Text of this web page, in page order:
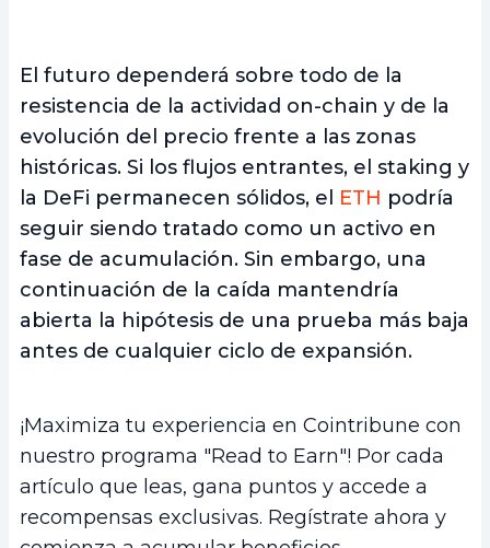
El futuro dependerá sobre todo de la
resistencia de la actividad on-chain y de la
evolución del precio frente a las zonas
históricas. Si los flujos entrantes, el staking y
la DeFi permanecen sólidos, el ETH podría
seguir siendo tratado como un activo en
fase de acumulación. Sin embargo, una
continuación de la caída mantendría
abierta la hipótesis de una prueba más baja
antes de cualquier ciclo de expansión.
¡Maximiza tu experiencia en Cointribune con
nuestro programa "Read to Earn"! Por cada
artículo que leas, gana puntos y accede a
recompensas exclusivas. Regístrate ahora y